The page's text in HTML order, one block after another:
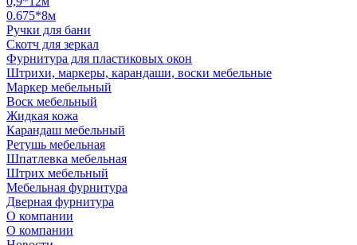
0.675*8м
Ручки для бани
Скотч для зеркал
Фурнитура для пластиковых окон
Штрихи, маркеры, карандаши, воски мебельные
Маркер мебельный
Воск мебельный
Жидкая кожа
Карандаш мебельный
Ретушь мебельная
Шпатлевка мебельная
Штрих мебельный
Мебельная фурнитура
Дверная фурнитура
О компании
О компании